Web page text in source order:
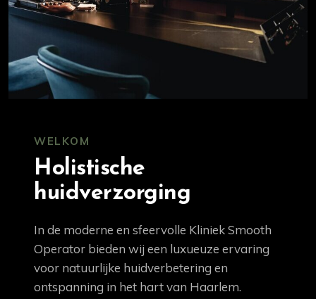
WELKOM
Holistische
huidverzorging
In de moderne en sfeervolle Kliniek Smooth
Operator bieden wij een luxueuze ervaring
voor natuurlijke huidverbetering en
ontspanning in het hart van Haarlem.